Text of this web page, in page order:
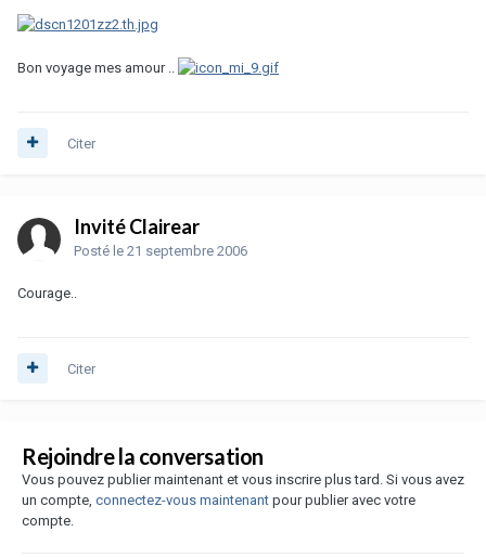
Bon voyage mes amour ..
Citer
Invité Clairear
Posté le 21 septembre 2006
Courage..
Citer
Rejoindre la conversation
Vous pouvez publier maintenant et vous inscrire plus tard. Si vous avez
un compte, connectez-vous maintenant pour publier avec votre
compte.